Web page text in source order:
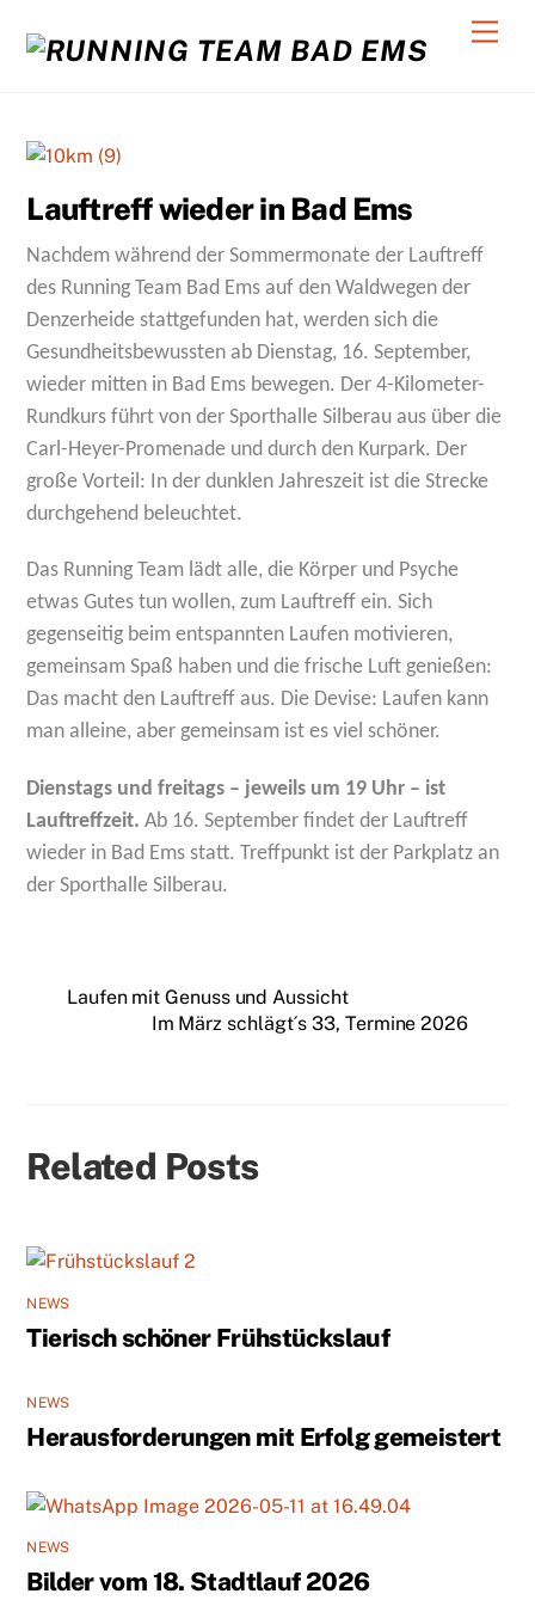
Lauftreff wieder in Bad Ems
Nachdem während der Sommermonate der Lauftreff
des Running Team Bad Ems auf den Waldwegen der
Denzerheide stattgefunden hat, werden sich die
Gesundheitsbewussten ab Dienstag, 16. September,
wieder mitten in Bad Ems bewegen. Der 4-Kilometer-
Rundkurs führt von der Sporthalle Silberau aus über die
Carl-Heyer-Promenade und durch den Kurpark. Der
große Vorteil: In der dunklen Jahreszeit ist die Strecke
durchgehend beleuchtet.
Das Running Team lädt alle, die Körper und Psyche
etwas Gutes tun wollen, zum Lauftreff ein. Sich
gegenseitig beim entspannten Laufen motivieren,
gemeinsam Spaß haben und die frische Luft genießen:
Das macht den Lauftreff aus. Die Devise: Laufen kann
man alleine, aber gemeinsam ist es viel schöner.
Dienstags und freitags – jeweils um 19 Uhr – ist
Lauftreffzeit. Ab 16. September findet der Lauftreff
wieder in Bad Ems statt. Treffpunkt ist der Parkplatz an
der Sporthalle Silberau.
Laufen mit Genuss und Aussicht
Im März schlägt´s 33, Termine 2026
Related Posts
NEWS
Tierisch schöner Frühstückslauf
NEWS
Herausforderungen mit Erfolg gemeistert
NEWS
Bilder vom 18. Stadtlauf 2026
To